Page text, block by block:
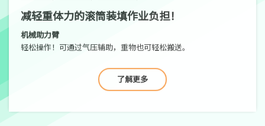
减轻重体力的滚筒装填作业负担！
机械助力臂
轻松操作！可通过气压辅助，重物也可轻松搬送。
了解更多